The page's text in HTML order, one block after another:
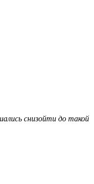
снизойти до такой